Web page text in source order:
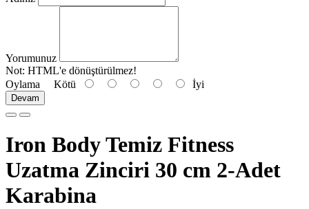
Yorumunuz
Not: HTML'e dönüştürülmez!
Oylama Kötü İyi
Devam
Iron Body Temiz Fitness
Uzatma Zinciri 30 cm 2-Adet
Karabina